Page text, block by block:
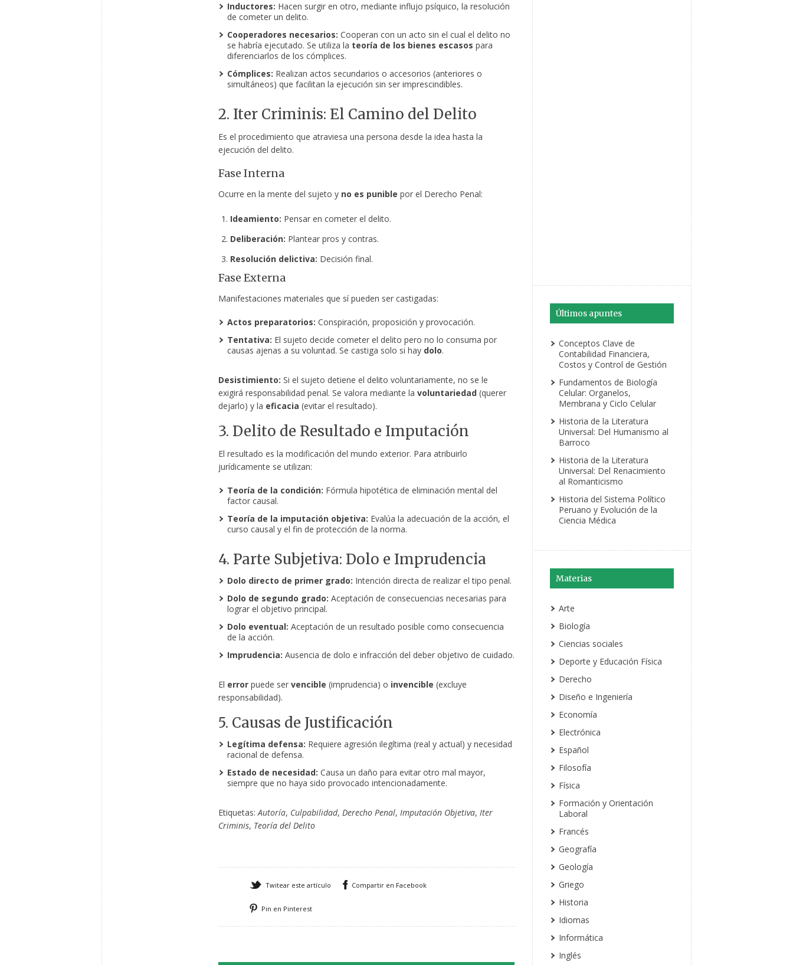
Inductores: Hacen surgir en otro, mediante influjo psíquico, la resolución
de cometer un delito.
Cooperadores necesarios: Cooperan con un acto sin el cual el delito no
se habría ejecutado. Se utiliza la teoría de los bienes escasos para
diferenciarlos de los cómplices.
Cómplices: Realizan actos secundarios o accesorios (anteriores o
simultáneos) que facilitan la ejecución sin ser imprescindibles.
2. Iter Criminis: El Camino del Delito
Es el procedimiento que atraviesa una persona desde la idea hasta la
ejecución del delito.
Fase Interna
Ocurre en la mente del sujeto y no es punible por el Derecho Penal:
Ideamiento: Pensar en cometer el delito.
Deliberación: Plantear pros y contras.
Resolución delictiva: Decisión final.
Fase Externa
Manifestaciones materiales que sí pueden ser castigadas:
Actos preparatorios: Conspiración, proposición y provocación.
Tentativa: El sujeto decide cometer el delito pero no lo consuma por
causas ajenas a su voluntad. Se castiga solo si hay dolo.
Desistimiento: Si el sujeto detiene el delito voluntariamente, no se le
exigirá responsabilidad penal. Se valora mediante la voluntariedad(querer
dejarlo) y la eficacia (evitar el resultado).
3. Delito de Resultado e Imputación
El resultado es la modificación del mundo exterior. Para atribuirlo
jurídicamente se utilizan:
Teoría de la condición: Fórmula hipotética de eliminación mental del
factor causal.
Teoría de la imputación objetiva: Evalúa la adecuación de la acción, el
curso causal y el fin de protección de la norma.
4. Parte Subjetiva: Dolo e Imprudencia
Dolo directo de primer grado: Intención directa de realizar el tipo penal.
Dolo de segundo grado: Aceptación de consecuencias necesarias para
lograr el objetivo principal.
Dolo eventual: Aceptación de un resultado posible como consecuencia
de la acción.
Imprudencia: Ausencia de dolo e infracción del deber objetivo de cuidado.
El errorpuede ser vencible (imprudencia) o invencible (excluye
responsabilidad).
5. Causas de Justificación
Legítima defensa: Requiere agresión ilegítima (real y actual) y necesidad
racional de defensa.
Estado de necesidad: Causa un daño para evitar otro mal mayor,
siempre que no haya sido provocado intencionadamente.
Etiquetas:Autoría, Culpabilidad, Derecho Penal, Imputación Objetiva, Iter
Criminis, Teoría del Delito
Twitear este artículo Compartir en Facebook
Pin en Pinterest
Últimos apuntes
Conceptos Clave de
Contabilidad Financiera,
Costos y Control de Gestión
Fundamentos de Biología
Celular: Organelos,
Membrana y Ciclo Celular
Historia de la Literatura
Universal: Del Humanismo al
Barroco
Historia de la Literatura
Universal: Del Renacimiento
al Romanticismo
Historia del Sistema Político
Peruano y Evolución de la
Ciencia Médica
Materias
Arte
Biología
Ciencias sociales
Deporte y Educación Física
Derecho
Diseño e Ingeniería
Economía
Electrónica
Español
Filosofía
Física
Formación y Orientación
Laboral
Francés
Geografía
Geología
Griego
Historia
Idiomas
Informática
Inglés